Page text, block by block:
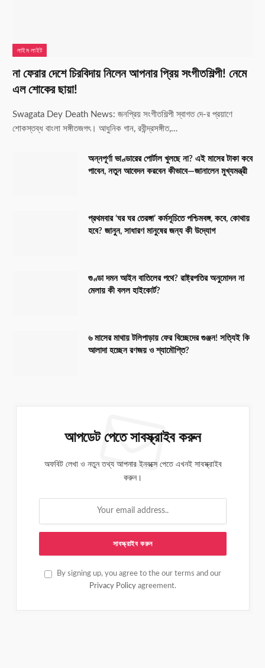
লাইম লাইট
না ফেরার দেশে চিরবিদায় নিলেন আপনার প্রিয় সংগীতশিল্পী! নেমে
এল শোকের ছায়া!
Swagata Dey Death News: জনপ্রিয় সংগীতশিল্পী স্বাগত দে-র প্রয়াণে
শোকস্তব্ধ বাংলা সঙ্গীতজগৎ। আধুনিক গান, রবীন্দ্রসঙ্গীত,…
অন্নপূর্ণা ভাণ্ডারের পোর্টাল খুলছে না? এই মাসের টাকা কবে
পাবেন, নতুন আবেদন করবেন কীভাবে—জানালেন মুখ্যমন্ত্রী
প্রথমবার ‘ঘর ঘর তেরঙ্গা’ কর্মসূচিতে পশ্চিমবঙ্গ, কবে, কোথায়
হবে? জানুন, সাধারণ মানুষের জন্য কী উদ্যোগ
গুণ্ডা দমন আইন বাতিলের পথে? রাষ্ট্রপতির অনুমোদন না
মেলায় কী বলল হাইকোর্ট?
৬ মাসের মাথায় টলিপাড়ায় ফের বিচ্ছেদের গুঞ্জন! সত্যিই কি
আলাদা হচ্ছেন রণজয় ও শ্যামৌপ্তি?
আপডেট পেতে সাবস্ক্রাইব করুন
অফবিট লেখা ও নতুন তথ্য আপনার ইনবক্সে পেতে এখনই সাবস্ক্রাইব
করুন।
By signing up, you agree to the our terms and our
Privacy Policy agreement.